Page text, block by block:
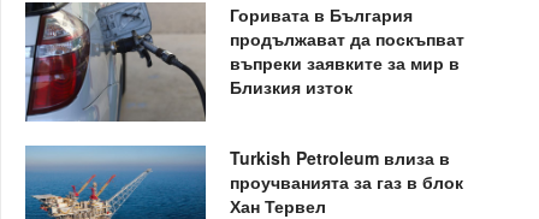
Горивата в България
продължават да поскъпват
въпреки заявките за мир в
Близкия изток
Turkish Petroleum влиза в
проучванията за газ в блок
Хан Тервел